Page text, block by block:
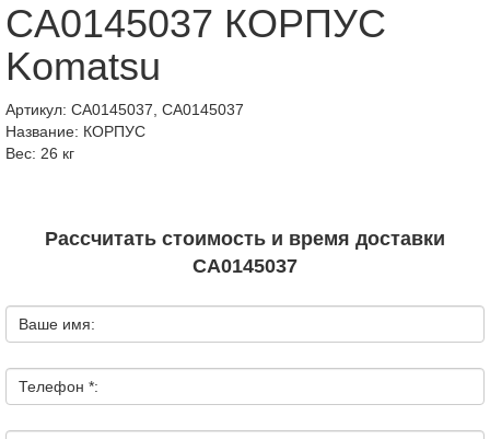
CA0145037 КОРПУС
Komatsu
Артикул: CA0145037, CA0145037
Название: КОРПУС
Вес: 26 кг
Рассчитать стоимость и время доставки
CA0145037
Ваше имя:
Телефон *: